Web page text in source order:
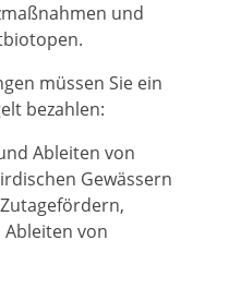
und
müssen Sie ein
bezahlen:
Ableiten von
Gewässern
von